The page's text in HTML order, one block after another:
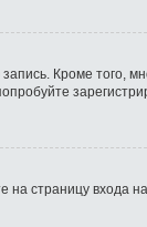
Кроме того,
на страницу входа